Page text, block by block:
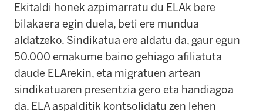
Ekitaldi honek azpimarratu du ELAk bere
bilakaera egin duela, beti ere mundua
aldatzeko. Sindikatua ere aldatu da, gaur egun
50.000 emakume baino gehiago afiliatuta
daude ELArekin, eta migratuen artean
sindikatuaren presentzia gero eta handiagoa
da. ELA aspalditik kontsolidatu zen lehen